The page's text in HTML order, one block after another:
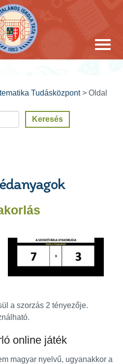
Tudásközpont> Oldal
a szorzás 2 tényezője.
online játék
magyar nyelvű, ugyanakkor a